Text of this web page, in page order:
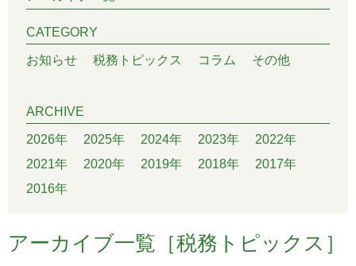
CATEGORY
お知らせ 税務トピックス コラム その他
ARCHIVE
2026年 2025年 2024年 2023年
2022年
2021年
2020年 2019年 2018年
2017年
2016年
アーカイブ一覧［税務トピックス］